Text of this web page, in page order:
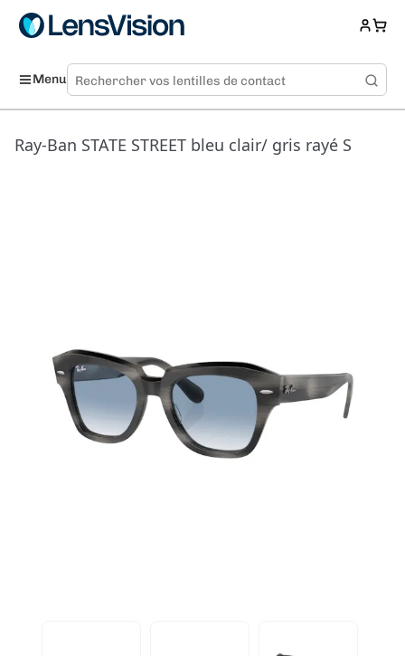
Menu
Ray-Ban STATE STREET bleu clair/ gris rayé S